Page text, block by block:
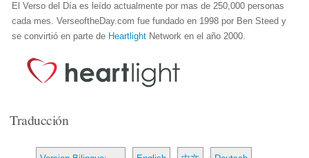
El Verso del Día es leído actualmente por mas de 250,000 personas
cada mes. VerseoftheDay.com fue fundado en 1998 por Ben Steed y
se convirtió en parte de Heartlight Network en el año 2000.
Traducción